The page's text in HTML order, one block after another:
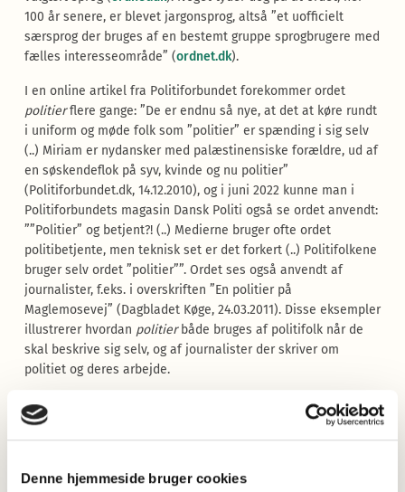
Denne hjemmeside bruger cookies
100 år senere, er blevet jargonsprog, altså ”et uofficielt
særsprog der bruges af en bestemt gruppe sprogbrugere med
fælles interesseområde” (ordnet.dk).
I en online artikel fra Politiforbundet forekommer ordet
politierflere gange: ”De er endnu så nye, at det at køre rundt
i uniform og møde folk som ”politier” er spænding i sig selv
(..) Miriam er nydansker med palæstinensiske forældre, ud af
en søskendeflok på syv, kvinde og nu politier”
(Politiforbundet.dk, 14.12.2010), og i juni 2022 kunne man i
Politiforbundets magasin Dansk Politi også se ordet anvendt:
””Politier” og betjent?! (..) Medierne bruger ofte ordet
politibetjente, men teknisk set er det forkert (..) Politifolkene
bruger selv ordet ”politier””. Ordet ses også anvendt af
journalister, f.eks. i overskriften ”En politier på
Maglemosevej” (Dagbladet Køge, 24.03.2011). Disse eksempler
illustrerer hvordan politierbåde bruges af politifolk når de
skal beskrive sig selv, og af journalister der skriver om
politiet og deres arbejde.
Ordet er også at finde i Lisbeth Zornig og Mikael Lindholms
krimier, hvor
Forfatterparret forklarer at da politifolkene selv kalder sig for
rette jargon i deres krimibøger (JydskeVestkysten Esbjerg,